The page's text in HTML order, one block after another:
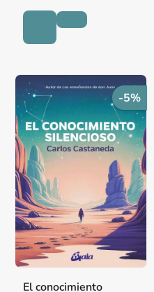
-5%
El conocimiento